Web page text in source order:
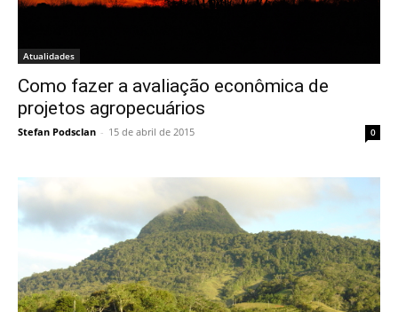
Atualidades
Como fazer a avaliação econômica de
projetos agropecuários
Stefan Podsclan - 15 de abril de 2015 0